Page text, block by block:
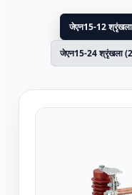
जेएन15-12
जेएन15-24 श्रृंखला